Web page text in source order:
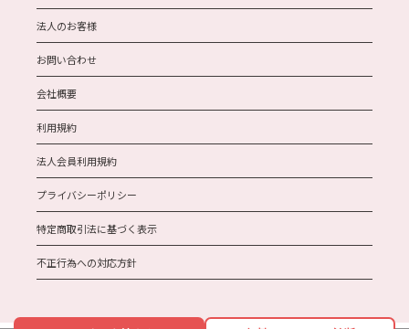
法人のお客様
お問い合わせ
会社概要
利用規約
法人会員利用規約
プライバシーポリシー
特定商取引法に基づく表示
不正行為への対応方針